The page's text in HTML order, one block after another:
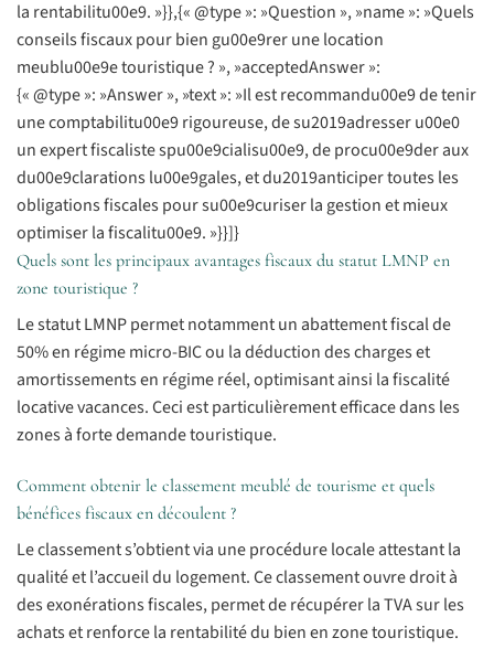
la rentabilitu00e9. »}},{« @type »: »Question », »name »: »Quels
conseils fiscaux pour bien gu00e9rer une location
meublu00e9e touristique ? », »acceptedAnswer »:
{« @type »: »Answer », »text »: »Il est recommandu00e9 de tenir
une comptabilitu00e9 rigoureuse, de su2019adresser u00e0
un expert fiscaliste spu00e9cialisu00e9, de procu00e9der aux
du00e9clarations lu00e9gales, et du2019anticiper toutes les
obligations fiscales pour su00e9curiser la gestion et mieux
optimiser la fiscalitu00e9. »}}]}
Quels sont les principaux avantages fiscaux du statut LMNP en
zone touristique ?
Le statut LMNP permet notamment un abattement fiscal de
50% en régime micro-BIC ou la déduction des charges et
amortissements en régime réel, optimisant ainsi la fiscalité
locative vacances. Ceci est particulièrement efficace dans les
zones à forte demande touristique.
Comment obtenir le classement meublé de tourisme et quels
bénéfices fiscaux en découlent ?
Le classement s’obtient via une procédure locale attestant la
qualité et l’accueil du logement. Ce classement ouvre droit à
des exonérations fiscales, permet de récupérer la TVA sur les
achats et renforce la rentabilité du bien en zone touristique.